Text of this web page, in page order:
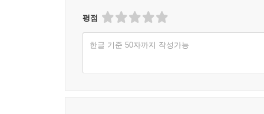
평점
한글 기준 50자까지 작성가능